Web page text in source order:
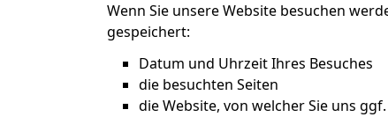
Wenn Sie unsere Website besuchen
gespeichert:
Datum und Uhrzeit Ihres Besuches
die besuchten Seiten
die Website, von welcher Sie uns